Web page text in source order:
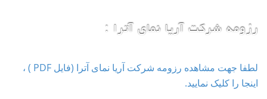
رزومه شرکت آریا نمای آترا :
لطفا جهت مشاهده رزومه شرکت آریا نمای آترا (فایل PDF ) ،
اینجا را کلیک نمایید.